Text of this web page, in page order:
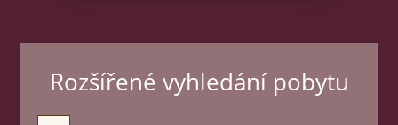
Rozšířené vyhledání pobytu